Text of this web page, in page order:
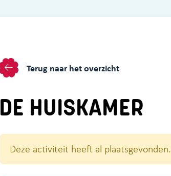
Terug naar het overzicht
DE HUISKAMER
Deze activiteit heeft al plaatsgevonden.